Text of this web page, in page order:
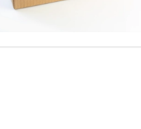
€ 2,63